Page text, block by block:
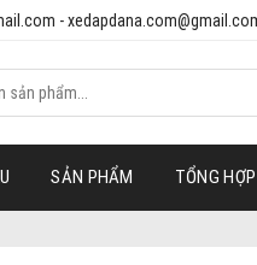
-
SẢN PHẨM TỔNG